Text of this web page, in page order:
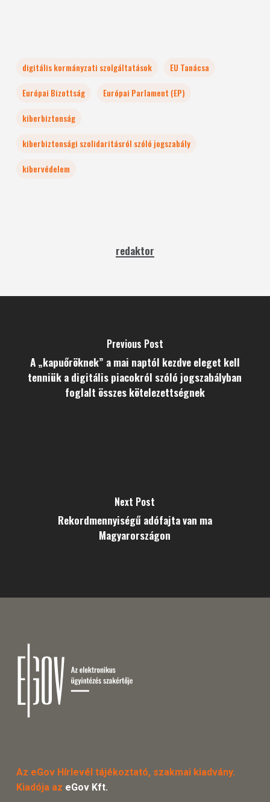
digitális kormányzati szolgáltatások
EU Tanácsa
Európai Bizottság
Európai Parlament (EP)
kiberbiztonság
kiberbiztonsági szolidaritásról szóló jogszabály
kibervédelem
redaktor
Previous Post
A „kapuőröknek” a mai naptól kezdve eleget kell
tenniük a digitális piacokról szóló jogszabályban
foglalt összes kötelezettségnek
Next Post
Rekordmennyiségű adófajta van ma
Magyarországon
Az eGov Hírlevél tájékoztató, szakmai kiadvány.
Kiadója az eGov Kft.